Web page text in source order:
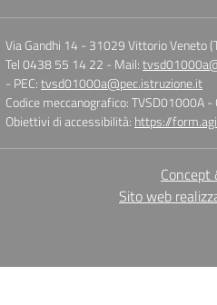
Via Gandhi 14 - 31029 Vittorio Veneto
Tel 0438 55 14 22 - Mail:
- PEC:tvsd01000a@pec.istruzione.it
Codice meccanografico: TVSD01000A-
Obiettivi di accessibilità: https://
Concept
Sito web